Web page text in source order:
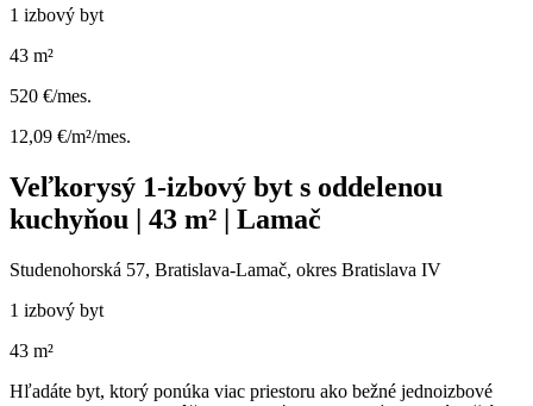
1 izbový byt
43 m²
520 €/mes.
12,09 €/m²/mes.
Veľkorysý 1-izbový byt s oddelenou
kuchyňou | 43 m² | Lamač
Studenohorská 57, Bratislava-Lamač, okres Bratislava IV
1 izbový byt
43 m²
Hľadáte byt, ktorý ponúka viac priestoru ako bežné jednoizbové